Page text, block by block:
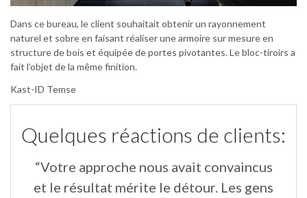
Dans ce bureau, le client souhaitait obtenir un rayonnement
naturel et sobre en faisant réaliser une armoire sur mesure en
structure de bois et équipée de portes pivotantes. Le bloc-tiroirs a
fait l’objet de la même finition.
Kast-ID Temse
Quelques réactions de clients:
“Votre approche nous avait convaincus
et le résultat mérite le détour. Les gens